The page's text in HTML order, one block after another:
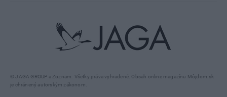
© JAGA GROUP a Zoznam. Všetky práva vyhradené. Obsah online magazínu Môjdom.sk
je chránený autorským zákonom.